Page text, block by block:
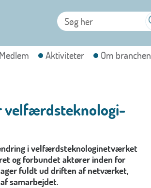
Medlem Aktiviteter Om branchen
velfærdsteknologi-
i velfærdsteknologinetværket
og forbundet aktører inden for
fuldt ud driften af netværket,
samarbejdet.